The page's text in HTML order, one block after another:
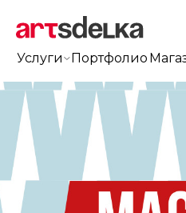
Услуги Портфолио